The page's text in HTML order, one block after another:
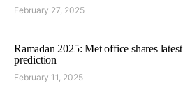
February 27, 2025
Ramadan 2025: Met office shares latest
prediction
February 11, 2025